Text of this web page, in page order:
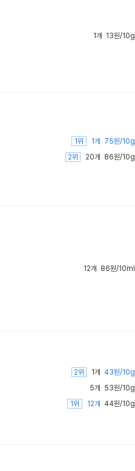
1개 13원/10g
1위 1개
75원/10g
2위 20개 86원/10g
12개 86원/10ml
2위 1개
43원/10g
5개
53원/10g
1위 12개 44원/10g